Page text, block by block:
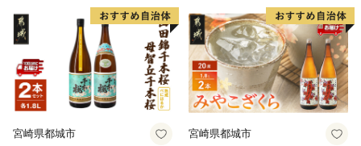
宮崎県都城市 宮崎県都城市